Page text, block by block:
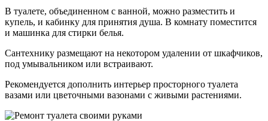
В туалете, объединенном с ванной, можно разместить и
купель, и кабинку для принятия душа. В комнату поместится
и машинка для стирки белья.
Сантехнику размещают на некотором удалении от шкафчиков,
под умывальником или встраивают.
Рекомендуется дополнить интерьер просторного туалета
вазами или цветочными вазонами с живыми растениями.